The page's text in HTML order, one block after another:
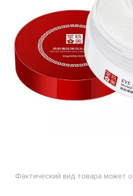
Фактический вид товара может